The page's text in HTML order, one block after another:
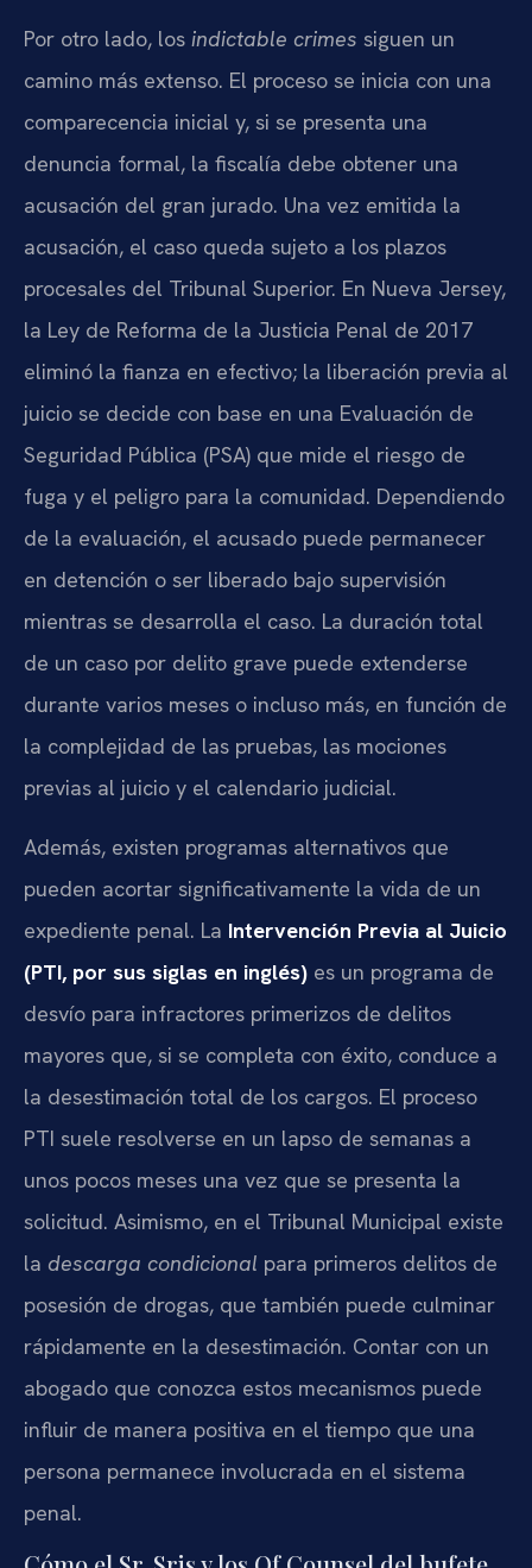
Por otro lado, los indictable crimes siguen un
camino más extenso. El proceso se inicia con una
comparecencia inicial y, si se presenta una
denuncia formal, la fiscalía debe obtener una
acusación del gran jurado. Una vez emitida la
acusación, el caso queda sujeto a los plazos
procesales del Tribunal Superior. En Nueva Jersey,
la Ley de Reforma de la Justicia Penal de 2017
eliminó la fianza en efectivo; la liberación previa al
juicio se decide con base en una Evaluación de
Seguridad Pública (PSA) que mide el riesgo de
fuga y el peligro para la comunidad. Dependiendo
de la evaluación, el acusado puede permanecer
en detención o ser liberado bajo supervisión
mientras se desarrolla el caso. La duración total
de un caso por delito grave puede extenderse
durante varios meses o incluso más, en función de
la complejidad de las pruebas, las mociones
previas al juicio y el calendario judicial.
Además, existen programas alternativos que
pueden acortar significativamente la vida de un
expediente penal. La Intervención Previa al Juicio
(PTI, por sus siglas en inglés) es un programa de
desvío para infractores primerizos de delitos
mayores que, si se completa con éxito, conduce a
la desestimación total de los cargos. El proceso
PTI suele resolverse en un lapso de semanas a
unos pocos meses una vez que se presenta la
solicitud. Asimismo, en el Tribunal Municipal existe
la descarga condicional para primeros delitos de
posesión de drogas, que también puede culminar
rápidamente en la desestimación. Contar con un
abogado que conozca estos mecanismos puede
influir de manera positiva en el tiempo que una
persona permanece involucrada en el sistema
penal.